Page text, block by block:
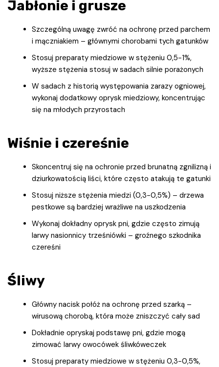
Jabłonie i grusze
Szczególną uwagę zwróć na ochronę przed parchem
i mączniakiem – głównymi chorobami tych gatunków
Stosuj preparaty miedziowe w stężeniu 0,5-1%,
wyższe stężenia stosuj w sadach silnie porażonych
W sadach z historią występowania zarazy ogniowej,
wykonaj dodatkowy oprysk miedziowy, koncentrując
się na młodych przyrostach
Wiśnie i czereśnie
Skoncentruj się na ochronie przed brunatną zgnilizną i
dziurkowatością liści, które często atakują te gatunki
Stosuj niższe stężenia miedzi (0,3-0,5%) – drzewa
pestkowe są bardziej wrażliwe na uszkodzenia
Wykonaj dokładny oprysk pni, gdzie często zimują
larwy nasionnicy trześniówki – groźnego szkodnika
czereśni
Śliwy
Główny nacisk połóż na ochronę przed szarką –
wirusową chorobą, która może zniszczyć cały sad
Dokładnie opryskaj podstawę pni, gdzie mogą
zimować larwy owocówek śliwkóweczek
Stosuj preparaty miedziowe w stężeniu 0,3-0,5%,